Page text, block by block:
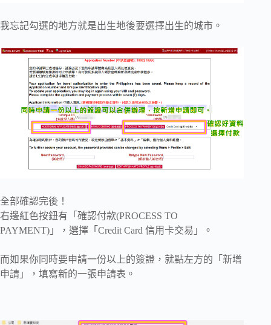
我忘記勾選的地方就是出生地後要選擇出生的城市。
全部確認完後！
右邊紅色按鈕有「確認付款(PROCESS TO
PAYMENT)」，選擇「Credit Card 信用卡交易」。
而如果你同時要申請一份以上的簽證，就點左方的「新增
申請」，填寫新的一張申請表。